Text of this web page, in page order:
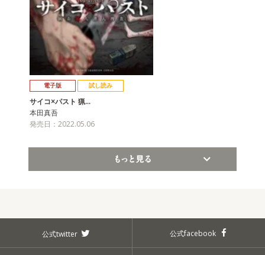
電子版 試し読み
サイコ×パスト 猟…
本田真吾
発売日：2022.05.06
公式twitter 公式facebook